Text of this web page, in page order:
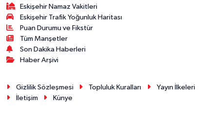
Eskişehir Namaz Vakitleri
Eskişehir Trafik Yoğunluk Haritası
Puan Durumu ve Fikstür
Tüm Manşetler
Son Dakika Haberleri
Haber Arşivi
Gizlilik Sözleşmesi Topluluk Kuralları
Yayın İlkeleri
İletişim
Künye